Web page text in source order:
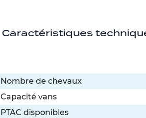
Caractéristiques
Nombre de chevaux
Capacité vans
PTAC disponibles